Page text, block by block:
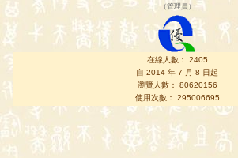
（管理員 ）
在線人數： 2405
自 2014 年 7 月 8 日起
瀏覽人數： 80620156
使用次數： 295006695